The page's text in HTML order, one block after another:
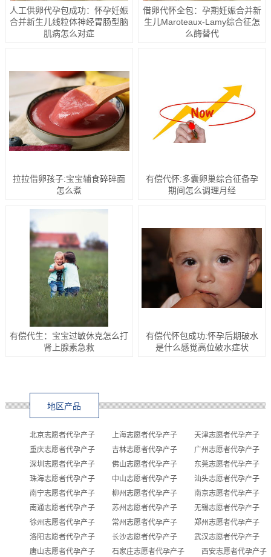
人工供卵代孕包成功：怀孕妊娠
合并新生儿线粒体神经胃肠型脑
肌病怎么对症
借卵代怀全包：孕期妊娠合并新
生儿Maroteaux-Lamy综合征怎
么酶替代
拉拉借卵孩子:宝宝辅食碎碎面
怎么煮
有偿代怀:多囊卵巢综合征备孕
期间怎么调理月经
有偿代生：宝宝过敏休克怎么打
肾上腺素急救
有偿代怀包成功:怀孕后期破水
是什么感觉高位破水症状
地区产品
北京志愿者代孕产子 上海志愿者代孕产子
天津志愿者代孕产子
重庆志愿者代孕产子
吉林志愿者代孕产子
广州志愿者代孕产子
深圳志愿者代孕产子
佛山志愿者代孕产子
东莞志愿者代孕产子
珠海志愿者代孕产子
中山志愿者代孕产子
汕头志愿者代孕产子
南宁志愿者代孕产子
柳州志愿者代孕产子
南京志愿者代孕产子
南通志愿者代孕产子
苏州志愿者代孕产子
无锡志愿者代孕产子
徐州志愿者代孕产子
常州志愿者代孕产子
郑州志愿者代孕产子
洛阳志愿者代孕产子
长沙志愿者代孕产子
武汉志愿者代孕产子
唐山志愿者代孕产子
石家庄志愿者代孕产子 西安志愿者代孕产子